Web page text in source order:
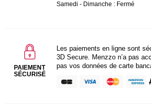
Samedi - Dimanche : Fermé
PAIEMENT
SÉCURISÉ
Les paiements en ligne sont
3D Secure. Menzzo n’a pas
pas vos données de carte